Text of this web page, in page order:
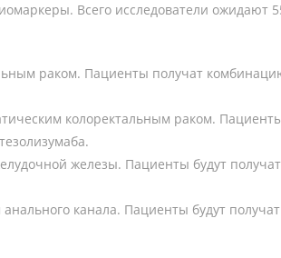
Всего исследователи ожидают
раком. Пациенты получат
колоректальным раком.
железы. Пациенты будут
канала. Пациенты будут